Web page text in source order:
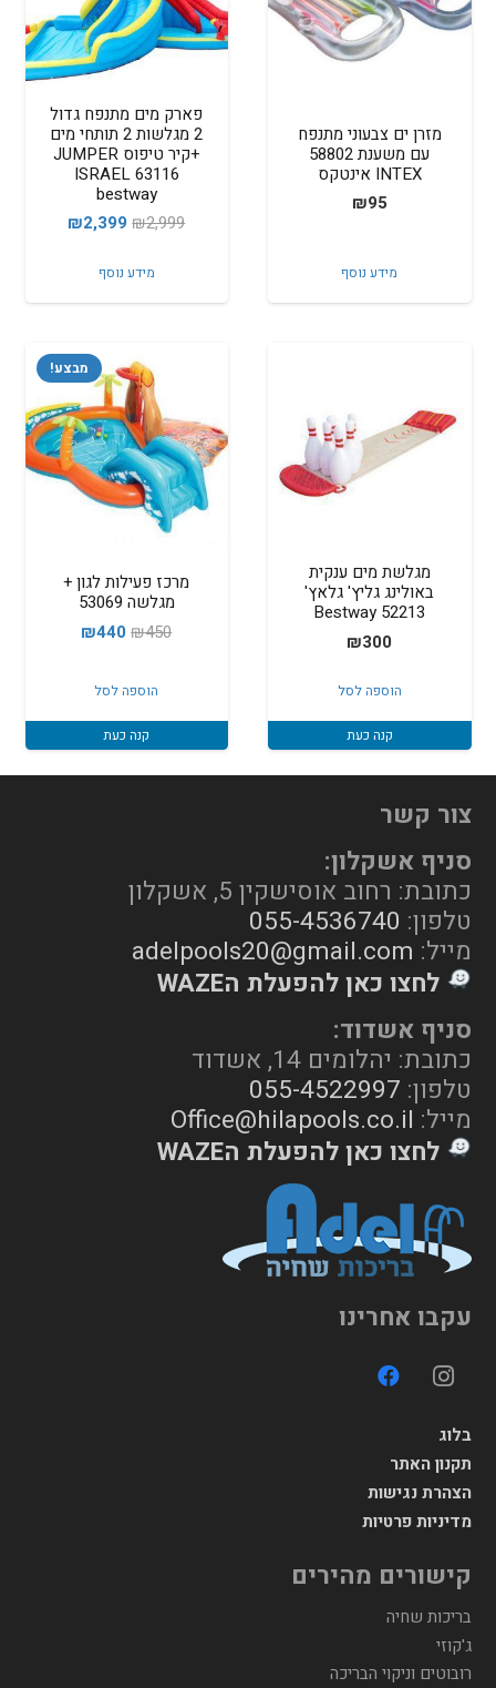
מזרן ים צבעוני מתנפח
עם משענת 58802
INTEX אינטקס
₪95
מידע נוסף
פארק מים מתנפח גדול
2 מגלשות 2 תותחי מים
+קיר טיפוס JUMPER
ISRAEL 63116
bestway
₪2,999
המחיר
היה:
₪2,999.
₪2,399
המחיר
₪2,399.
מידע נוסף
מגלשת מים ענקית
באולינג גליץ' גלאץ'
Bestway 52213
₪300
הוספה לסל
קנה כעת
מבצע!
מרכז פעילות לגון +
מגלשה 53069
₪450
המחיר
היה:
₪450.
₪440 המחיר
₪440.
הוספה לסל
קנה כעת
צור קשר
סניף אשקלון:
כתובת: רחוב אוסישקין 5, אשקלון
טלפון: 055-4536740
מייל: adelpools20@gmail.com
לחצו כאן להפעלת הWAZE
סניף אשדוד:
כתובת: יהלומים 14, אשדוד
טלפון: 055-4522997
מייל: Office@hilapools.co.il
לחצו כאן להפעלת הWAZE
עקבו אחרינו
בלוג
תקנון האתר
הצהרת נגישות
מדיניות פרטיות
קישורים מהירים
בריכות שחיה
ג'קוזי
רובוטים וניקוי הבריכה